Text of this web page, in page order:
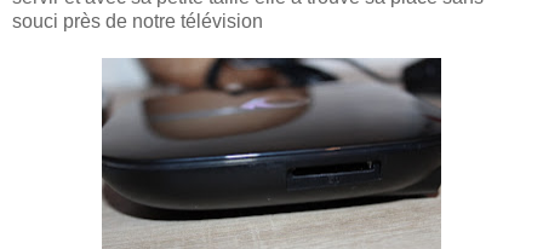
souci près de notre télévision